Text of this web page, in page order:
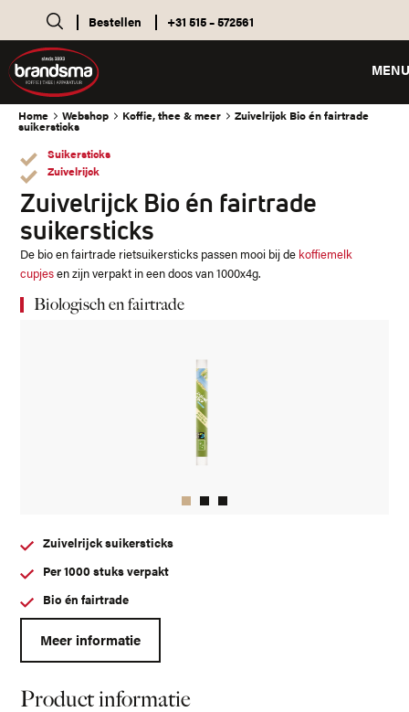
Bestellen +31 515 – 572561
MENU
Home Webshop Koffie, thee & meer Zuivelrijck Bio én fairtrade
suikersticks
Suikersticks
Zuivelrijck
Zuivelrijck Bio én fairtrade
suikersticks
De bio en fairtrade rietsuikersticks passen mooi bij de koffiemelk
cupjesen zijn verpakt in een doos van 1000x4g.
Biologisch en fairtrade
Zuivelrijck suikersticks
Per 1000 stuks verpakt
Bio én fairtrade
Meer informatie
Product informatie